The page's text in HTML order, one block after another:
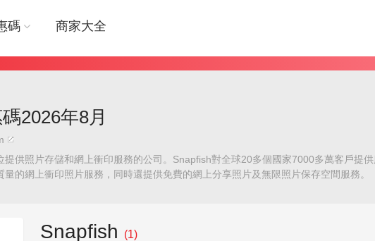
碼 商家大全
2026年8月
提供照片存儲和網上衝印服務的公司。Snapfish對全球20多個國家7000多萬客戶提
的網上衝印照片服務，同時還提供免費的網上分享照片及無限照片保存空間服務。
Snapfish (1)